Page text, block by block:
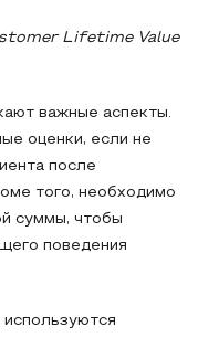
Lifetime Value
важные аспекты.
оценки, если не
после
того, необходимо
суммы, чтобы
поведения